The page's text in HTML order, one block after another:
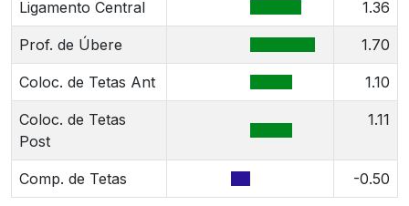
Ligamento Central 1.36
Prof. de Úbere 1.70
Coloc. de Tetas Ant 1.10
Coloc. de Tetas
Post
1.11
Comp. de Tetas -0.50